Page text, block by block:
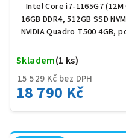
Intel Core i7-1165G7
16GB DDR4, 512GB SSD
NVIDIA Quadro T500 4GB,
15 529 Kč bez DPH
18 790 Kč
Skladem(1 ks)